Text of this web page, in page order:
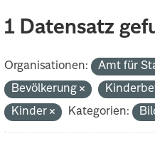
1 Datensatz
Organisationen: Amt für
Bevölkerung
Kinder
Kategorien: